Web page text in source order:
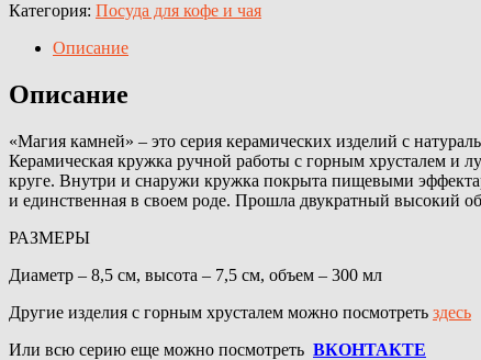
Категория: Посуда для кофе и чая
Описание
Описание
«Магия камней» – это серия керамических изделий с
Керамическая кружка ручной работы с горным хрусталем и
круге. Внутри и снаружи кружка покрыта пищевыми
и единственная в своем роде. Прошла двукратный высокий
РАЗМЕРЫ
Диаметр – 8,5 см, высота – 7,5 см, объем – 300 мл
Другие изделия с горным хрусталем можно посмотреть здесь
Или всю серию еще можно посмотреть ВКОНТАКТЕ